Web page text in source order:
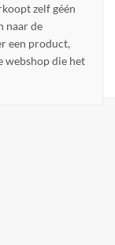
zelf géén
naar de
een product,
webshop die het